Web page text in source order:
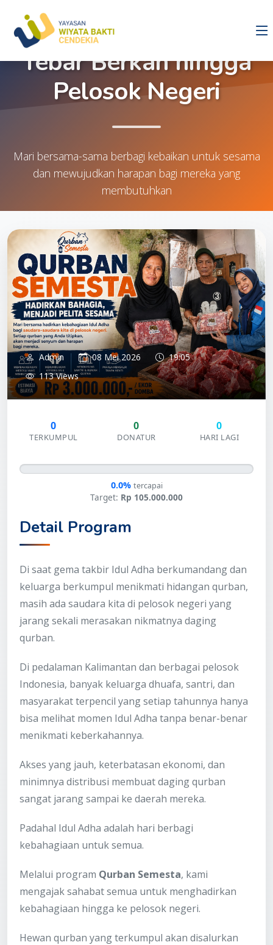
[ Qurban Semesta ]
Tebar Berkah hingga
Pelosok Negeri
Mari bersama-sama berbagi kebaikan untuk sesama
dan mewujudkan harapan bagi mereka yang
membutuhkan
Admin 08 Mei 2026
19:05
113 Views
0
TERKUMPUL
0
DONATUR
0
HARI LAGI
0.0% tercapai
Target: Rp 105.000.000
Detail Program
Di saat gema takbir Idul Adha berkumandang dan
keluarga berkumpul menikmati hidangan qurban,
masih ada saudara kita di pelosok negeri yang
jarang sekali merasakan nikmatnya daging
qurban.
Di pedalaman Kalimantan dan berbagai pelosok
Indonesia, banyak keluarga dhuafa, santri, dan
masyarakat terpencil yang setiap tahunnya hanya
bisa melihat momen Idul Adha tanpa benar-benar
menikmati keberkahannya.
Akses yang jauh, keterbatasan ekonomi, dan
minimnya distribusi membuat daging qurban
sangat jarang sampai ke daerah mereka.
Padahal Idul Adha adalah hari berbagi
kebahagiaan untuk semua.
Melalui program Qurban Semesta, kami
mengajak sahabat semua untuk menghadirkan
kebahagiaan hingga ke pelosok negeri.
Hewan qurban yang terkumpul akan disalurkan